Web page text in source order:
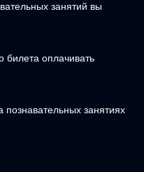
занятий вы
билета оплачивать
занятиях